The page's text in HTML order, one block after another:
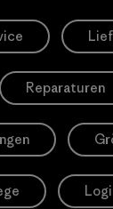
Reparaturen